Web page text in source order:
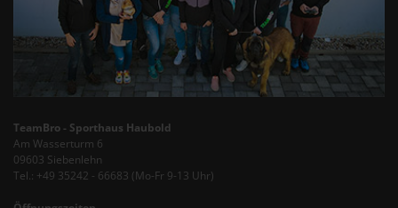
TeamBro - Sporthaus Haubold
Am Wasserturm 6
09603 Siebenlehn
Tel.: +49 35242 - 66683 (Mo-Fr 9-13 Uhr)